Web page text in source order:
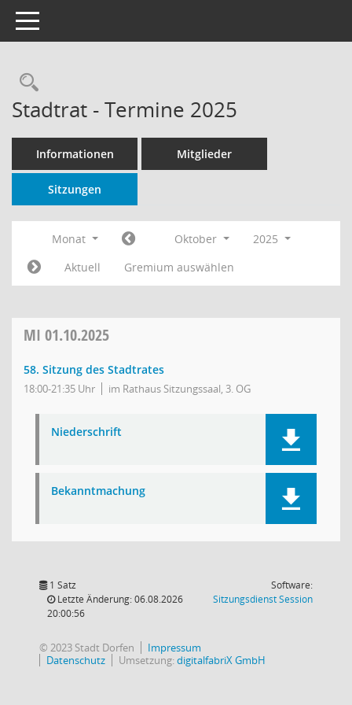
Toggle navigation
Rechercheauswahl
Stadtrat - Termine 2025
Informationen Mitglieder
Sitzungen
Monat Oktober
2025
Aktuell
Gremium auswählen
MI 01.10.2025
58. Sitzung des Stadtrates
18:00-21:35 Uhr im Rathaus Sitzungssaal, 3. OG
Niederschrift
Bekanntmachung
1 Satz
Letzte Änderung: 06.08.2026
20:00:56
Software:
SitzungsdienstSession(Wird in
© 2023 Stadt Dorfen
Impressum
Datenschutz
Umsetzung:digitalfabriX GmbH